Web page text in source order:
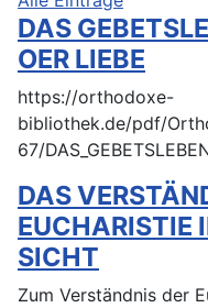
DAS
OER LIEBE
https://orthodoxe-
bibliothek.de/pdf/
67/
DAS
EUCHARISTIE
SICHT
Zum Verständnis der